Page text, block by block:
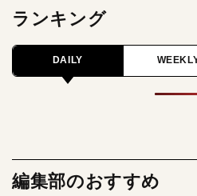
ランキング
DAILY
編集部のおすすめ